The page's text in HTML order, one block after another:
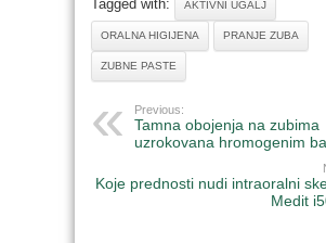
Tagged with: AKTIVNI UGALJ
ORALNA HIGIJENA PRANJE ZUBA
ZUBNE PASTE
Previous:
Tamna obojenja na zubima
uzrokovana hromogenim
Koje prednosti nudi intraoralni
Medit